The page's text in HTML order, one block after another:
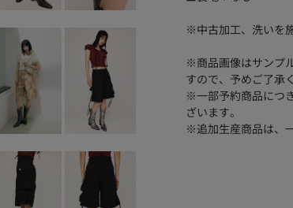
※中古加工、洗いを
※商品画像はサンプ
すので、予めご了承
※一部予約商品につ
ざいます。
※追加生産商品は、